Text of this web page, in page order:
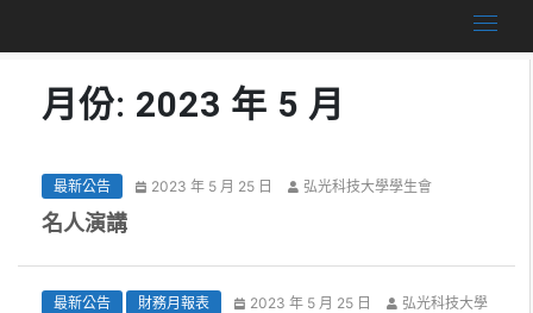
月份: 2023 年 5 月
最新公告 2023 年 5 月 25 日 弘光科技大學學生會
名人演講
最新公告 財務月報表 2023 年 5 月 25 日
弘光科技大學